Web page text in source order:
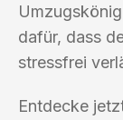
dafür, dass
stressfrei
Entdecke